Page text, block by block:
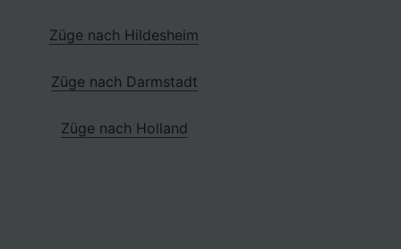
Züge nach Hildesheim
Züge nach Darmstadt
Züge nach Holland